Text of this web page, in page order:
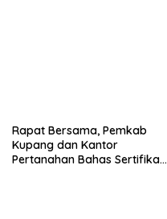
Rapat Bersama, Pemkab
Kupang dan Kantor
Pertanahan Bahas Sertifikasi